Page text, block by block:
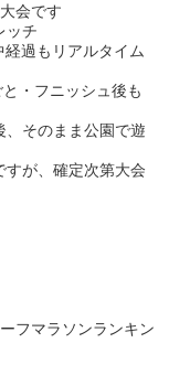
会です
ッチ
過もリアルタイム
・フニッシュ後も
そのまま公園で遊
が、確定次第大会
フマラソンランキン